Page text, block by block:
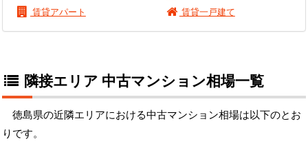
賃貸アパート
賃貸一戸建て
隣接エリア 中古マンション相場一覧
徳島県の近隣エリアにおける中古マンション相場は以下のとお
りです。